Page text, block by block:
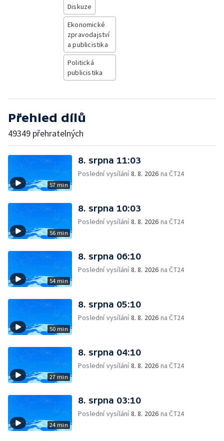
Diskuze
Ekonomické
zpravodajství
a publicistika
Politická
publicistika
Přehled dílů
49349 přehratelných
57 min
8. srpna 11:03
Poslední vysílání8. 8. 2026 na ČT24
56 min
8. srpna 10:03
Poslední vysílání8. 8. 2026 na ČT24
54 min
8. srpna 06:10
Poslední vysílání8. 8. 2026 na ČT24
50 min
8. srpna 05:10
Poslední vysílání8. 8. 2026 na ČT24
27 min
8. srpna 04:10
Poslední vysílání8. 8. 2026 na ČT24
24 min
8. srpna 03:10
Poslední vysílání8. 8. 2026 na ČT24